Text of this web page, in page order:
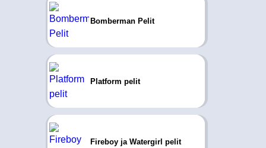
Bomberman Pelit
Platform pelit
Fireboy ja Watergirl pelit